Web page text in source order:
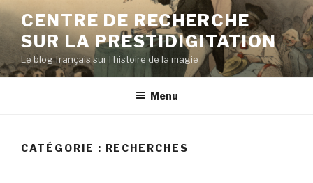
Aller
contenu
principal
CENTRE DE RECHERCHE
SUR LA PRESTIDIGITATION
Le blog français sur l'histoire de la magie
Menu
CATÉGORIE : RECHERCHES